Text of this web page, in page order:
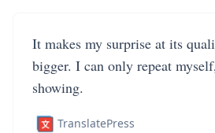
It makes my surprise at its
bigger. I can only repeat
showing.
TranslatePress